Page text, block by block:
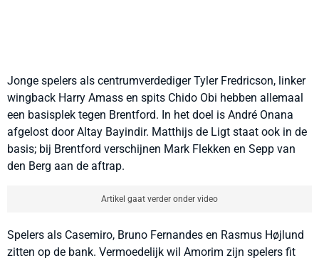
Jonge spelers als centrumverdediger Tyler Fredricson, linker
wingback Harry Amass en spits Chido Obi hebben allemaal
een basisplek tegen Brentford. In het doel is André Onana
afgelost door Altay Bayindir. Matthijs de Ligt staat ook in de
basis; bij Brentford verschijnen Mark Flekken en Sepp van
den Berg aan de aftrap.
Artikel gaat verder onder video
Spelers als Casemiro, Bruno Fernandes en Rasmus Højlund
zitten op de bank. Vermoedelijk wil Amorim zijn spelers fit